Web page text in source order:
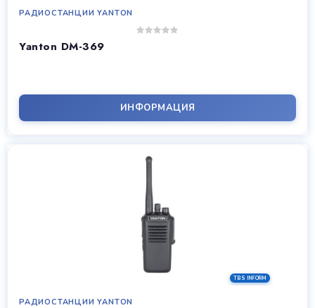
РАДИОСТАНЦИИ YANTON
Yanton DM-369
ИНФОРМАЦИЯ
РАДИОСТАНЦИИ YANTON